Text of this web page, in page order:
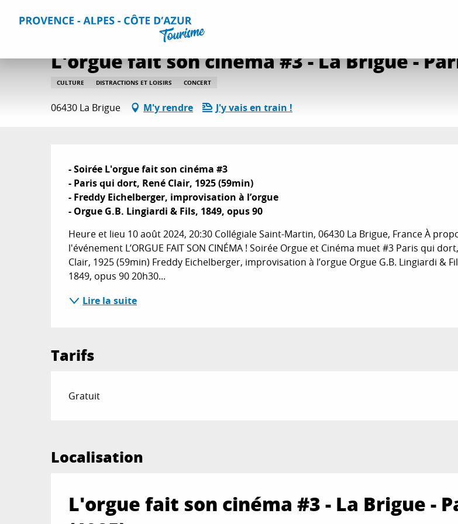
Accueil Que faire ? Sorties & Agenda
L'orgue fait son cinéma #3 - La Brigue -
CULTURE DISTRACTIONS ET LOISIRS CONCERT
06430 La Brigue M'y rendre J'y vais en train !
Description
- Soirée L'orgue fait son cinéma #3
- Paris qui dort, René Clair, 1925 (59min)
- Freddy Eichelberger, improvisation à l’orgue
- Orgue G.B. Lingiardi & Fils, 1849, opus 90
Heure et lieu 10 août 2024, 20:30 Collégiale Saint-Martin, 06430 La Brigue, France À
l'événement L’ORGUE FAIT SON CINÉMA ! Soirée Orgue et Cinéma muet #3 Paris qui
Clair, 1925 (59min) Freddy Eichelberger, improvisation à l’orgue Orgue G.B. Lingiardi &
1849, opus 90 20h30...
Lire la suite
Tarifs
Gratuit
Localisation
L'orgue fait son cinéma #3 - La Brigue -